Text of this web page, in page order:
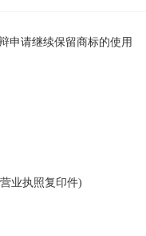
申请继续保留商标的使用
业执照复印件)